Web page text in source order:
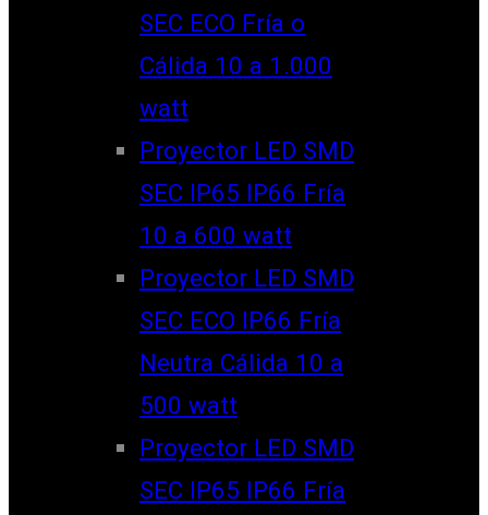
SEC ECO Fría o
Cálida 10 a 1.000
watt
Proyector LED SMD
SEC IP65 IP66 Fría
10 a 600 watt
Proyector LED SMD
SEC ECO IP66 Fría
Neutra Cálida 10 a
500 watt
Proyector LED SMD
SEC IP65 IP66 Fría